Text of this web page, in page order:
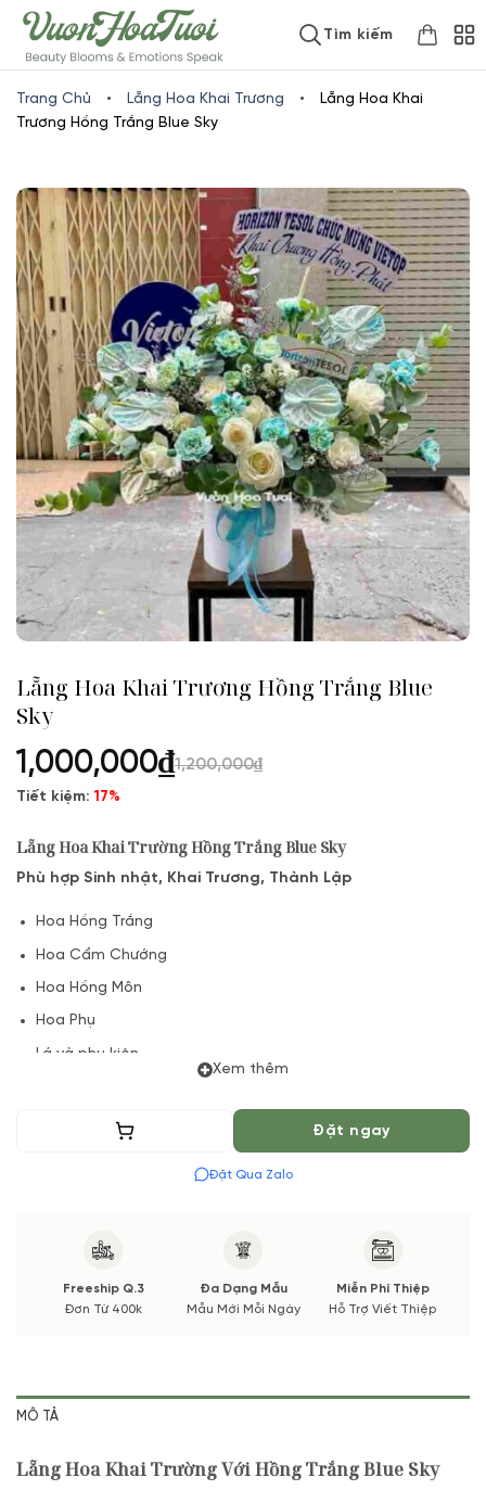
www.vuonhoatuoi.vnSkip
to
content
Tìm kiếm
Trang Chủ • Lẵng Hoa Khai Trương •
Lẵng Hoa Khai
Trương Hồng Trắng Blue Sky
Lẵng Hoa Khai Trương Hồng Trắng Blue
Sky
1,000,000₫1,200,000₫
Tiết kiệm:17%
Lẵng Hoa Khai Trường Hồng Trắng Blue Sky
Phù hợp Sinh nhật, Khai Trương, Thành Lập
Hoa Hồng Trắng
Hoa Cẩm Chướng
Hoa Hồng Môn
Hoa Phụ
Lá và phụ kiện
Nếu có thay đổi về Hoa phụ và thời gian giao sẽ được thông
báo đến Quý khách hàng xác nhận trước khi cắm hay bó.
Xem thêm
Thêm vào giỏ Đặt ngay
Đặt Qua Zalo
Freeship Q.3
Đơn Từ 400k
Đa Dạng Mẫu
Mẫu Mới Mỗi Ngày
Miễn Phí Thiệp
Hỗ Trợ Viết Thiệp
MÔ TẢ
Lẵng Hoa Khai Trường Với Hồng Trắng Blue Sky